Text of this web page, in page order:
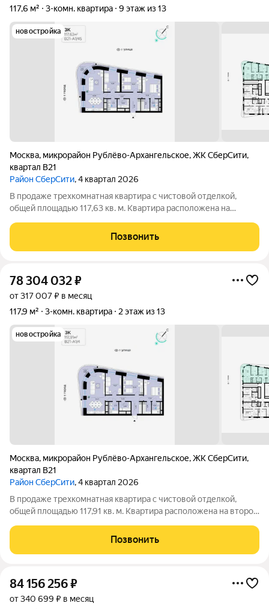
117,6 м²
3-комн. квартира 9 этаж из 13
новостройка
Москва, микрорайон Рублёво-Архангельское,ЖК СберCити,
квартал В21
Район СберСити, 4 квартал 2026
В продаже трехкомнатная квартира с чистовой отделкой,
общей площадью 117,63 кв. м. Квартира расположена на
Адвансд в новом районе СберСити, который строит Сбер. Дом
находится на второй береговой
Позвонить
78 304 032₽
от 317 007 ₽ в месяц
117,9 м²
3-комн. квартира 2 этаж из 13
новостройка
Москва, микрорайон Рублёво-Архангельское,ЖК СберCити,
квартал В21
Район СберСити, 4 квартал 2026
В продаже трехкомнатная квартира с чистовой отделкой,
общей площадью 117,91 кв. м. Квартира расположена на втором
новом районе СберСити, который строит Сбер. Дом находится
на второй береговой
Позвонить
84 156 256₽
от 340 699 ₽ в месяц